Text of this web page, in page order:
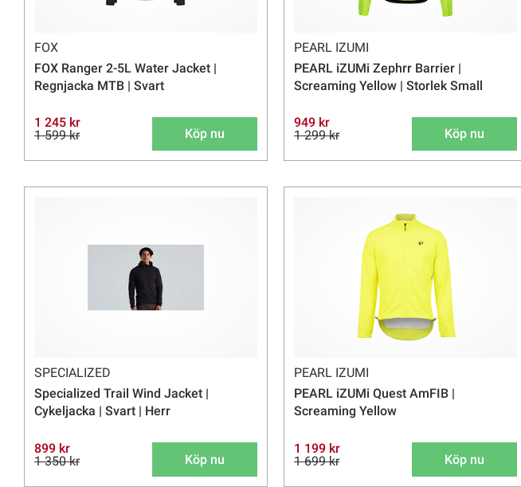
FOX
FOX Ranger 2-5L Water Jacket |
Regnjacka MTB | Svart
1 245 kr
1 599 kr
Köp nu
PEARL IZUMI
PEARL iZUMi Zephrr Barrier |
Screaming Yellow | Storlek Small
949 kr
1 299 kr
Köp nu
SPECIALIZED
Specialized Trail Wind Jacket |
Cykeljacka | Svart | Herr
899 kr
1 350 kr
Köp nu
PEARL IZUMI
PEARL iZUMi Quest AmFIB |
Screaming Yellow
1 199 kr
1 699 kr
Köp nu